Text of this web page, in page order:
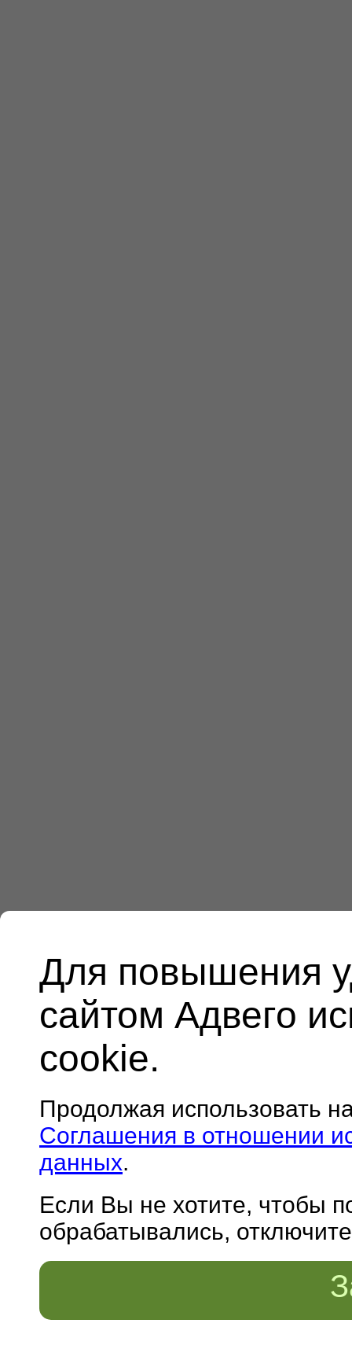
Для повышения
сайтом Адвего
cookie.
Продолжая использовать
Соглашения в отношении
данных.
Если Вы не хотите, чтобы
обрабатывались,